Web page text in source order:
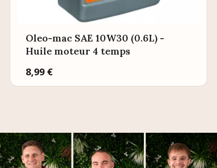
Oleo-mac SAE 10W30 (0.6L) -
Huile moteur 4 temps
Prix
8,99 €